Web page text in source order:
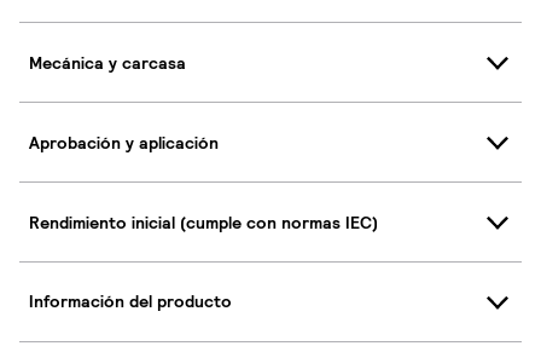
Mecánica y carcasa
Aprobación y aplicación
Rendimiento inicial (cumple con normas IEC)
Información del producto